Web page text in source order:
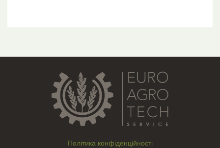
Політика конфіденційності